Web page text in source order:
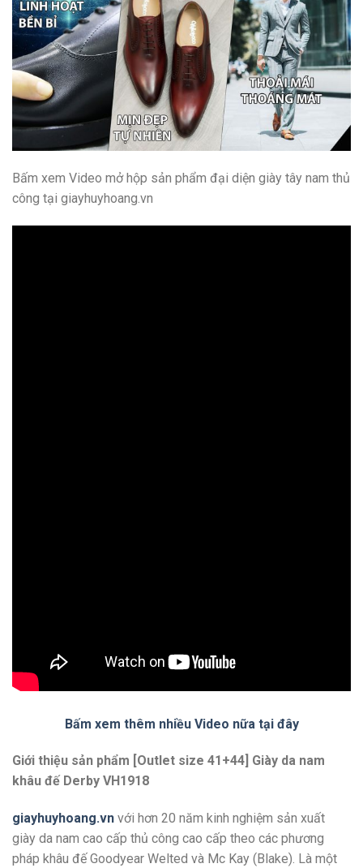
Bấm xem Video mở hộp sản phẩm đại diện giày tây nam thủ
công tại giayhuyhoang.vn
Bấm xem thêm nhiều Video nữa tại đây
Giới thiệu sản phẩm [Outlet size 41+44] Giày da nam
khâu đế Derby VH1918
giayhuyhoang.vn với hơn 20 năm kinh nghiệm sản xuất
giày da nam cao cấp thủ công cao cấp theo các phương
pháp khâu đế Goodyear Welted và Mc Kay (Blake). Là một